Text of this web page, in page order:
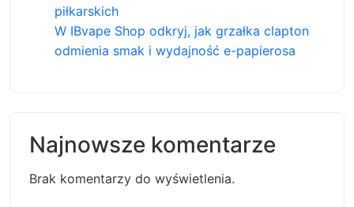
piłkarskich
W IBvape Shop odkryj, jak grzałka clapton
odmienia smak i wydajność e-papierosa
Najnowsze komentarze
Brak komentarzy do wyświetlenia.